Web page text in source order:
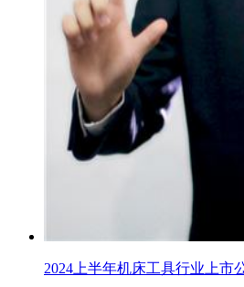
2024上半年机床工具行业上市